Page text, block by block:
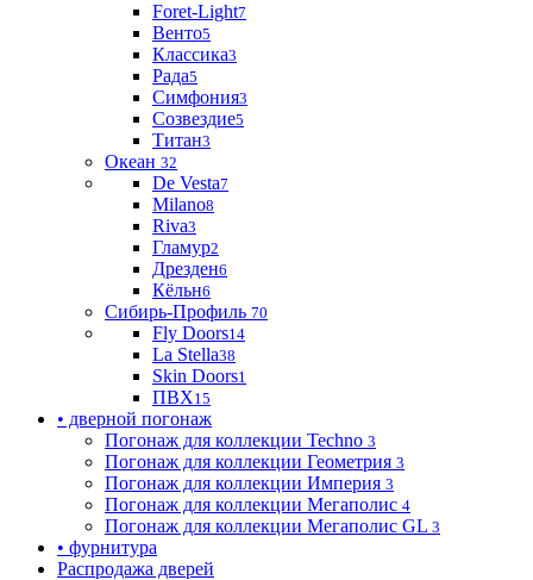
Foret-Light7
Венто5
Классика3
Рада5
Симфония3
Созвездие5
Титан3
Океан 32
De Vesta7
Milano8
Riva3
Гламур2
Дрезден6
Кёльн6
Сибирь-Профиль 70
Fly Doors14
La Stella38
Skin Doors1
ПВХ15
• дверной погонаж
Погонаж для коллекции Techno 3
Погонаж для коллекции Геометрия 3
Погонаж для коллекции Империя 3
Погонаж для коллекции Мегаполис 4
Погонаж для коллекции Мегаполис GL 3
• фурнитура
Распродажа дверей